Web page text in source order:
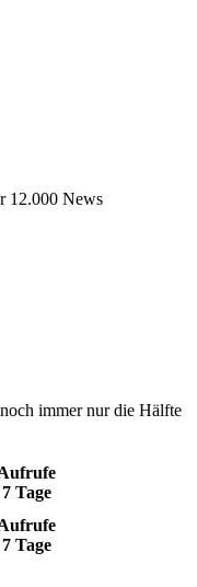
12.000 News
immer nur die Hälfte
7 Tage
7 Tage